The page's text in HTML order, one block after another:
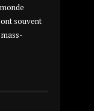
souvent